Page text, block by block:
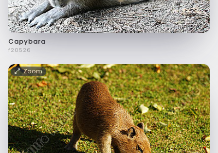
Capybara
f20526
Zoom